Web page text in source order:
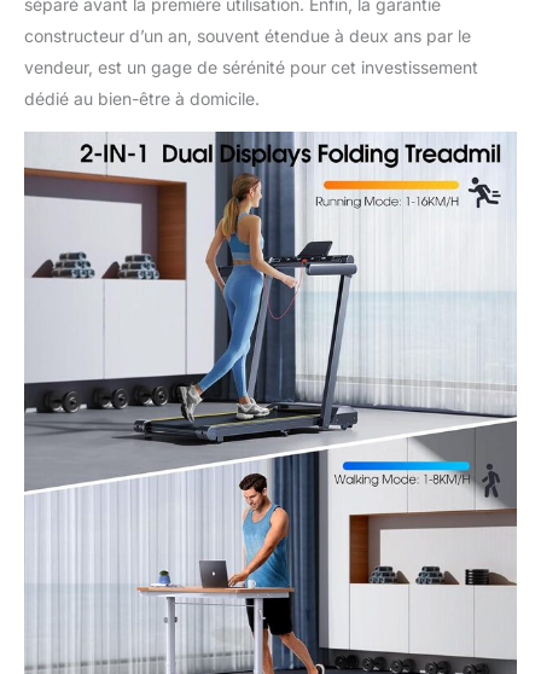
constructeur d’un an, souvent étendue à deux ans par le
vendeur, est un gage de sérénité pour cet investissement
dédié au bien-être à domicile.